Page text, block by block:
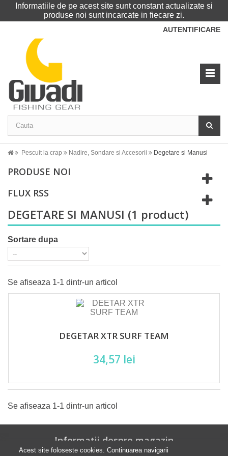
Informatiile de pe acest site sunt constant actualizate si
produse noi sunt incarcate in fiecare zi.
AUTENTIFICARE
Pescuit la crap Nadire, Sondare si Accesorii Degetare si Manusi
PRODUSE NOI
FLUX RSS
DEGETARE SI MANUSI (1 product)
Sortare dupa
Se afiseaza 1-1 dintr-un articol
DEGETAR XTR SURF TEAM
34,57 lei
Se afiseaza 1-1 dintr-un articol
Informatii despre magazin
Acest site foloseste cookies. Continuarea navigarii